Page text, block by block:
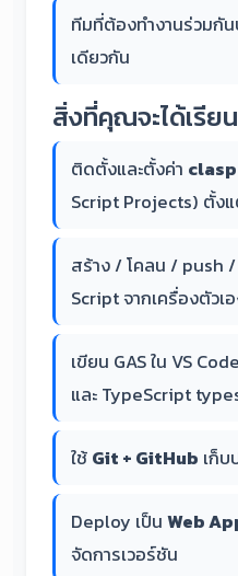
ทีมที่ต้องทำงานร่วมกั
เดียวกัน
สิ่งที่คุณจะได้เรีย
ติดตั้งและตั้งค่า clasp
Script Projects) ตั้ง
สร้าง / โคลน / push
Script จากเครื่องตัวเ
เขียน GAS ใน VS
และ TypeScript
ใช้ Git + GitHub เก็บ
Deploy เป็น Web
จัดการเวอร์ชัน